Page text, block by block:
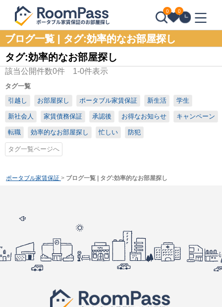
0 0
ブログ一覧 | タグ:効率的なお部屋探し
タグ:効率的なお部屋探し
該当公開件数0件 1-0件表示
タグ一覧
引越し
お部屋探し ポータブル家賃保証 新生活 学生
新社会人 家賃債務保証 承認後 お得なお知らせ キャンペーン
転職 効率的なお部屋探し 忙しい 防犯
タグ一覧ページへ
ポータブル家賃保証 > ブログ一覧 | タグ:効率的なお部屋探し